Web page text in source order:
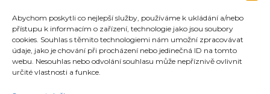
Abychom poskytli co nejlepší služby, používáme k ukládání a/nebo
přístupu k informacím o zařízení, technologie jako jsou soubory
cookies. Souhlas s těmito technologiemi nám umožní zpracovávat
údaje, jako je chování při procházení nebo jedinečná ID na tomto
webu. Nesouhlas nebo odvolání souhlasu může nepříznivě ovlivnit
určité vlastnosti a funkce.
O nás
Projekty
Členství